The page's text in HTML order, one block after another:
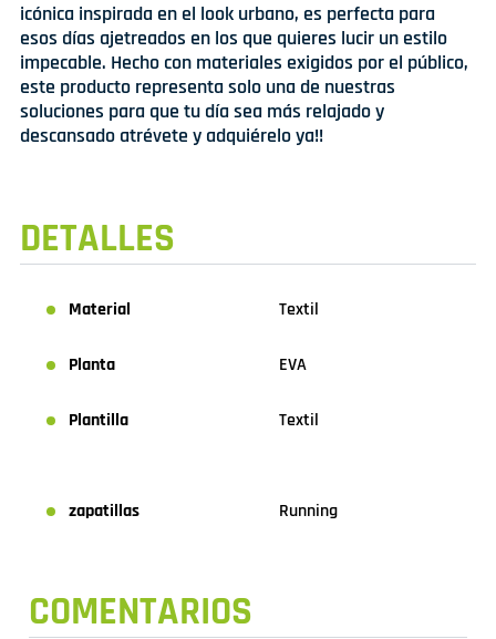
icónica inspirada en el look urbano, es perfecta para
esos días ajetreados en los que quieres lucir un estilo
impecable. Hecho con materiales exigidos por el público,
este producto representa solo una de nuestras
soluciones para que tu día sea más relajado y
descansado atrévete y adquiérelo ya!!
DETALLES
Material Textil
Planta EVA
Plantilla Textil
zapatillas Running
COMENTARIOS